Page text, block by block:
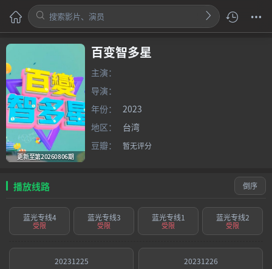
更新至第20260806期
百变智多星
主演：
导演：
年份：
2023
地区：
台湾
豆瓣：
暂无评分
播放线路 倒序
蓝光专线4
受限
蓝光专线3
受限
蓝光专线1
受限
蓝光专线2
受限
20231225 20231226